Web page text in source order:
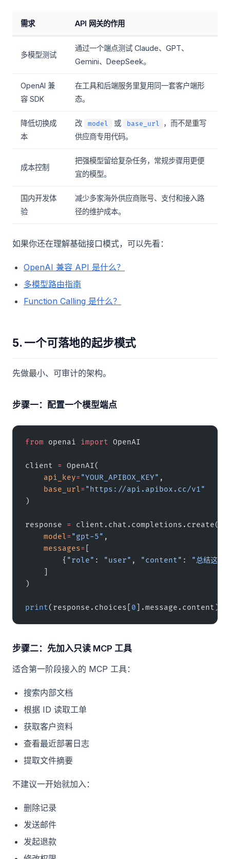
需求 API 网关的作用
多模型测试
通过一个端点测试 Claude、GPT、
Gemini、DeepSeek。
OpenAI 兼
容 SDK
在工具和后端服务里复用同一套客户端形
态。
降低切换成
本
改 model 或 base_url
，而不是重写
供应商专用代码。
成本控制
把强模型留给复杂任务，常规步骤用更便
宜的模型。
国内开发体
验
减少多家海外供应商账号、支付和接入路
径的维护成本。
如果你还在理解基础接口模式，可以先看：
OpenAI 兼容 API 是什么？
多模型路由指南
Function Calling 是什么？
5. 一个可落地的起步模式
先做最小、可审计的架构。
步骤一：配置一个模型端点
from openai import OpenAI
client =
OpenAI(
    api_key
= "YOUR_APIBOX_KEY" ,
    base_url
= "https://api.apibox.cc/v1"
)
response =
client.chat.completions.create(
    model
= "gpt-5" ,
    messages
=
        {
"role" : "user" , "content" :
"总结这个
)
print(response.choices[ 0 ].message.content)
步骤二：先加入只读 MCP 工具
适合第一阶段接入的 MCP 工具：
搜索内部文档
根据 ID 读取工单
获取客户资料
查看最近部署日志
提取文件摘要
不建议一开始就加入：
删除记录
发送邮件
发起退款